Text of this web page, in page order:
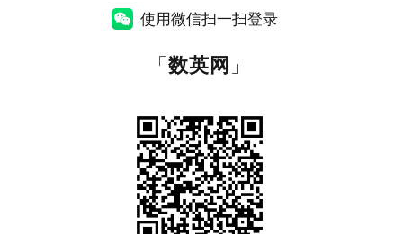
使用微信扫一扫登录
「数英网 」